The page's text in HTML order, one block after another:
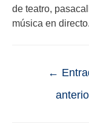
de teatro,
música en directo.
←